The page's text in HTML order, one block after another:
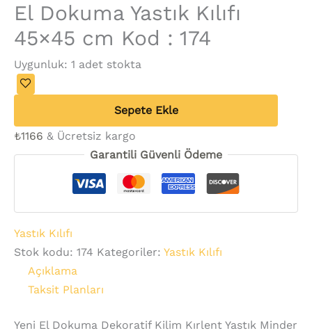
El Dokuma Yastık Kılıfı
45×45 cm Kod : 174
Uygunluk: 1 adet stokta
Sepete Ekle
₺1166 & Ücretsiz kargo
Garantili Güvenli Ödeme
Yastık Kılıfı
Stok kodu: 174 Kategoriler: Yastık Kılıfı
Açıklama
Taksit Planları
Yeni El Dokuma Dekoratif Kilim Kırlent Yastık Minder